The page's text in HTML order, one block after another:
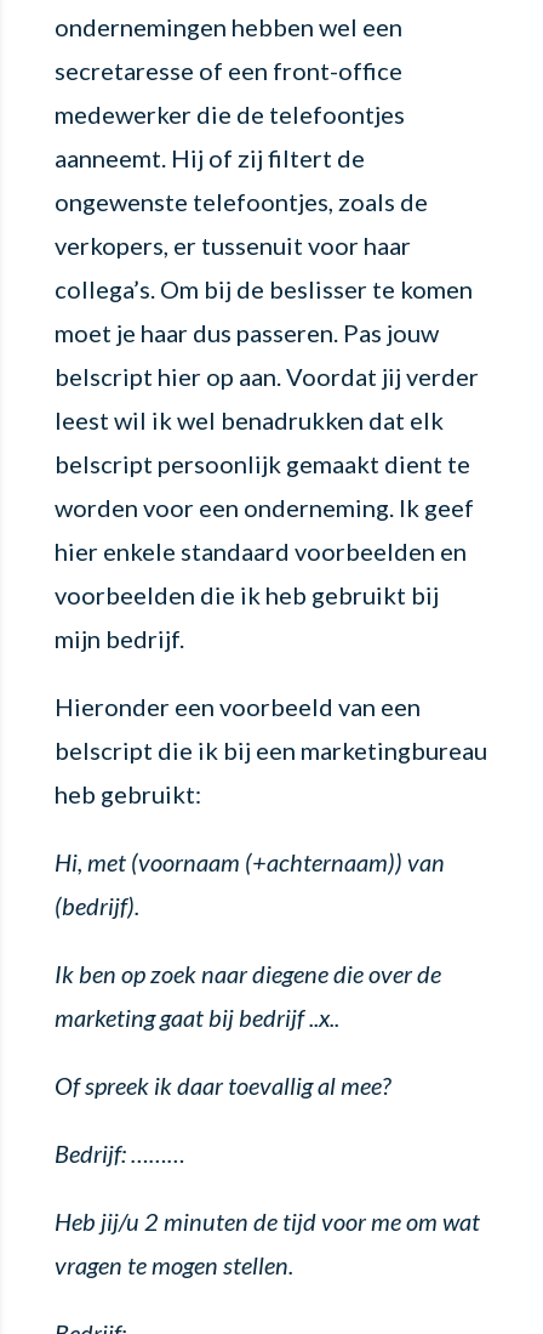
ondernemingen hebben wel een
secretaresse of een front-office
medewerker die de telefoontjes
aanneemt. Hij of zij filtert de
ongewenste telefoontjes, zoals de
verkopers, er tussenuit voor haar
collega’s. Om bij de beslisser te komen
moet je haar dus passeren. Pas jouw
belscript hier op aan. Voordat jij verder
leest wil ik wel benadrukken dat elk
belscript persoonlijk gemaakt dient te
worden voor een onderneming. Ik geef
hier enkele standaard voorbeelden en
voorbeelden die ik heb gebruikt bij
mijn bedrijf.
Hieronder een voorbeeld van een
belscript die ik bij een marketingbureau
heb gebruikt:
Hi, met (voornaam (+achternaam)) van
(bedrijf).
Ik ben op zoek naar diegene die over de
marketing gaat bij bedrijf ..x..
Of spreek ik daar toevallig al mee?
Bedrijf: ………
Heb jij/u 2 minuten de tijd voor me om wat
vragen te mogen stellen.